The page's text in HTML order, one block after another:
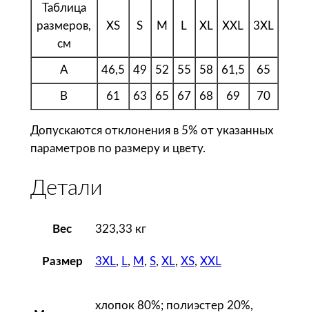
ж
к
и
S
Таблица
размеров,
см
XS S M L XL XXL 3XL
A 46,5 49 52 55 58 61,5 65
B 61 63 65 67 68 69 70
Допускаются отклонения в 5% от указанных
параметров по размеру и цвету.
Детали
Вес 323,33 кг
Размер 3XL, L, M , S, XL, XS, XXL
хлопок 80%; полиэстер 20%,